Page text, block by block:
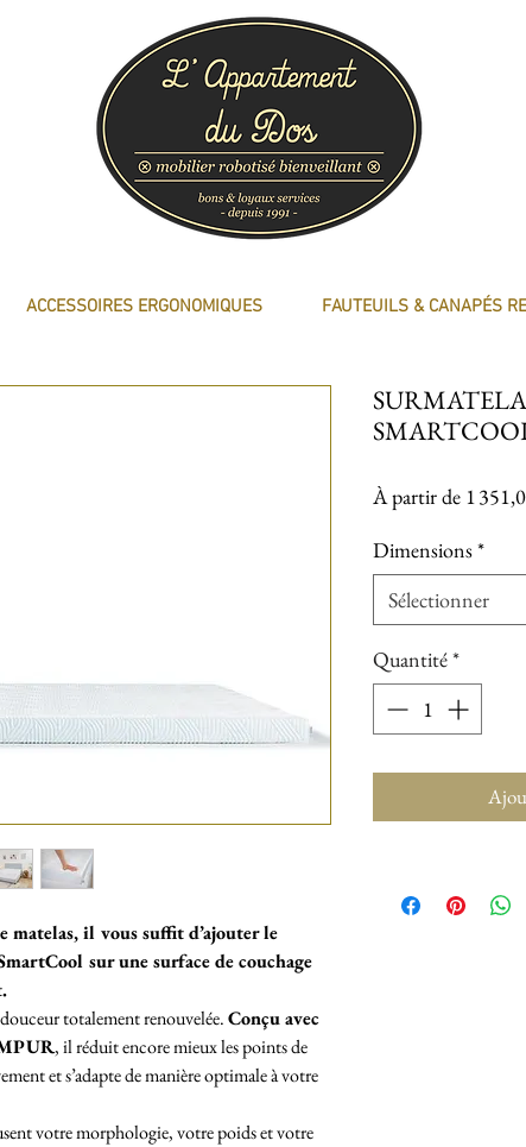
ACCESSOIRES ERGONOMIQUES FAUTEUILS & CANAPÉS
il vous suffit d’ajouter le
sur une surface de couchage
totalement renouvelée.Conçu avec
, il réduit encore mieux les points de
et s’adapte de manière optimale à votre
votre morphologie, votre poids et votre
À partir de 1
Dimensions*
Sélectionner
Quantité*